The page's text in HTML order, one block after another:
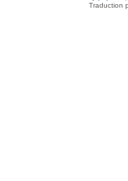
Traduction